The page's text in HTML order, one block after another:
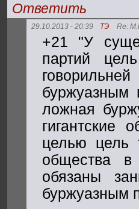
Ответить
29.10.2013 - 20:39 ТЭ Re:
+21 "У
партий
буржуазным
ложная
гигантские
целью цель
общества в
обязаны
буржуазным